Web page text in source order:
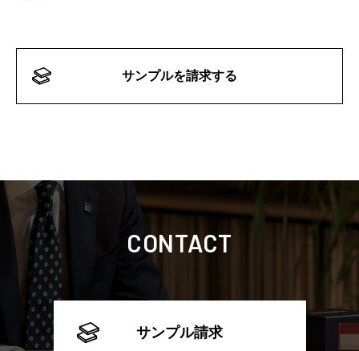
サンプルを請求する
CONTACT
サンプル請求